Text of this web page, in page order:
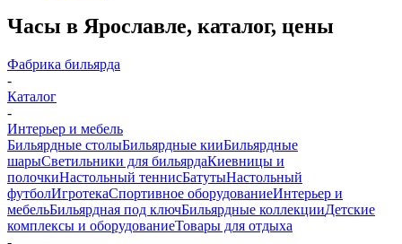
Часы в Ярославле, каталог, цены
Фабрика бильярда
-
Каталог
-
Интерьер и мебель
Бильярдные столыБильярдные кииБильярдные
шарыСветильники для бильярдаКиевницы и
полочкиНастольный теннисБатутыНастольный
футболИгротекаСпортивное оборудованиеИнтерьер и
мебельБильярдная под ключБильярдные коллекцииДетские
комплексы и оборудованиеТовары для отдыха